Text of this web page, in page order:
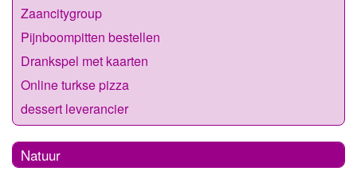
Zaancitygroup
Pijnboompitten bestellen
Drankspel met kaarten
Online turkse pizza
dessert leverancier
Natuur